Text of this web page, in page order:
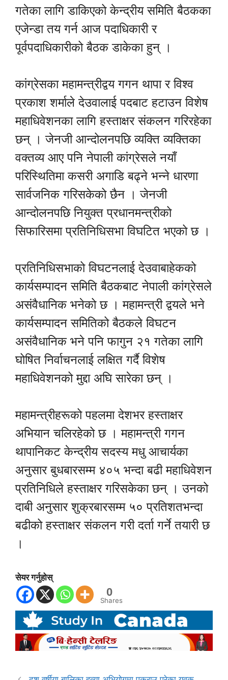
गतेका लागि डाकिएको केन्द्रीय समिति बैठकका
एजेन्डा तय गर्न आज पदाधिकारी र
पूर्वपदाधिकारीको बैठक डाकेका हुन् ।
कांग्रेसका महामन्त्रीद्वय गगन थापा र विश्व
प्रकाश शर्माले देउवालाई पदबाट हटाउन विशेष
महाधिवेशनका लागि हस्ताक्षर संकलन गरिरहेका
छन् । जेनजी आन्दोलनपछि व्यक्ति व्यक्तिका
वक्तव्य आए पनि नेपाली कांग्रेसले नयाँ
परिस्थितिमा कसरी अगाडि बढ्ने भन्ने धारणा
सार्वजनिक गरिसकेको छैन । जेनजी
आन्दोलनपछि नियुक्त प्रधानमन्त्रीको
सिफारिसमा प्रतिनिधिसभा विघटित भएको छ ।
प्रतिनिधिसभाको विघटनलाई देउवाबाहेकको
कार्यसम्पादन समिति बैठकबाट नेपाली कांग्रेसले
असंवैधानिक भनेको छ । महामन्त्री द्वयले भने
कार्यसम्पादन समितिको बैठकले विघटन
असंवैधानिक भने पनि फागुन २१ गतेका लागि
घोषित निर्वाचनलाई लक्षित गर्दै विशेष
महाधिवेशनको मुद्दा अघि सारेका छन् ।
महामन्त्रीहरूको पहलमा देशभर हस्ताक्षर
अभियान चलिरहेको छ । महामन्त्री गगन
थापानिकट केन्द्रीय सदस्य मधु आचार्यका
अनुसार बुधबारसम्म ४०५ भन्दा बढी महाधिवेशन
प्रतिनिधिले हस्ताक्षर गरिसकेका छन् । उनको
दाबी अनुसार शुक्रबारसम्म ५० प्रतिशतभन्दा
बढीको हस्ताक्षर संकलन गरी दर्ता गर्ने तयारी छ
।
सेयर गर्नुहोस्
0
Shares